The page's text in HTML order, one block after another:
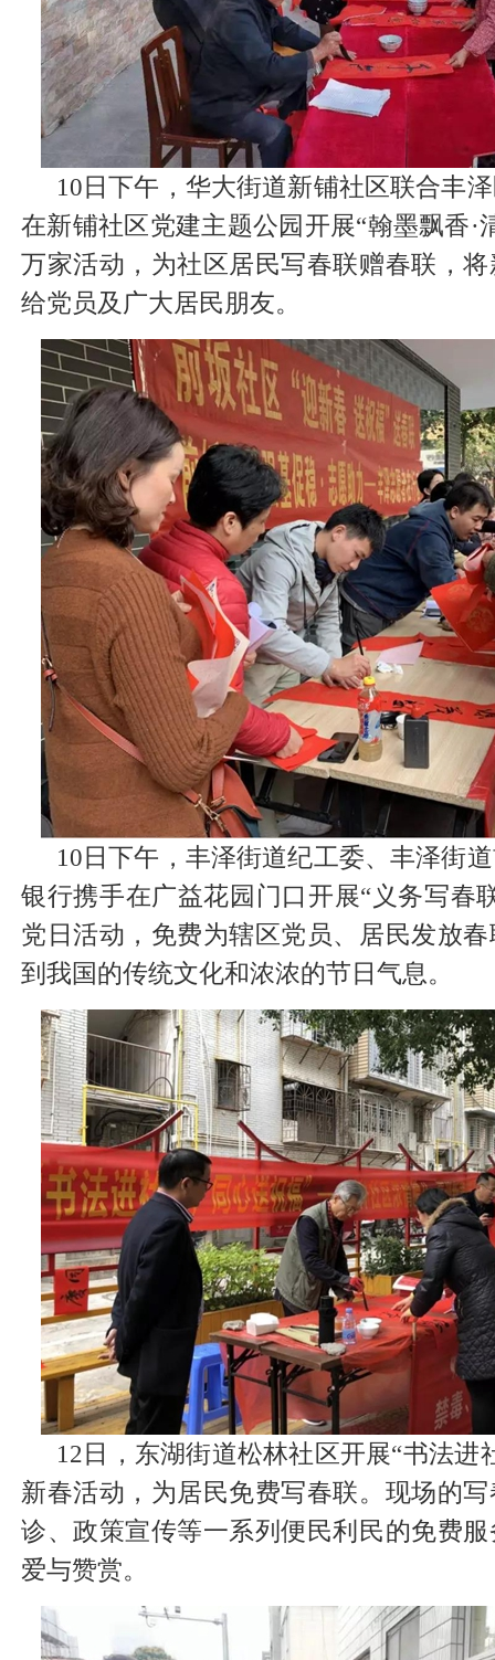
10日下午，华大街道新铺社区联合丰
在新铺社区党建主题公园开展“翰墨飘香·
万家活动，为社区居民写春联赠春联，
给党员及广大居民朋友。
10日下午，丰泽街道纪工委、丰泽街
银行携手在广益花园门口开展“义务写春
党日活动，免费为辖区党员、居民发放
到我国的传统文化和浓浓的节日气息。
12日，东湖街道松林社区开展“书法进
新春活动，为居民免费写春联。现场的
诊、政策宣传等一系列便民利民的免费
爱与赞赏。